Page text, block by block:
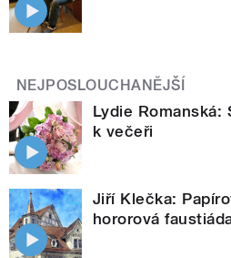
NEJPOSLOUCHANĚJŠÍ
Lydie Romanská:
k večeři
Jiří Klečka:
hororová